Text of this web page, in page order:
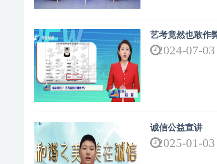
艺考竟然也敢作
2024-07-03
诚信公益宣讲
2025-01-03